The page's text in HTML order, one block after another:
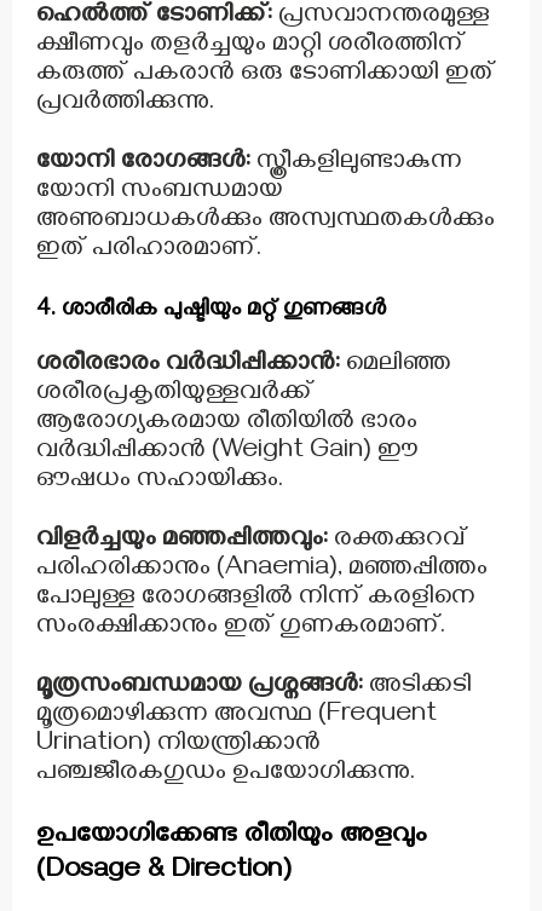
ഹെൽത്ത് ടോണിക്ക്: പ്രസവാനന്തരമുള്ള
ക്ഷീണവും തളർച്ചയും മാറ്റി ശരീരത്തിന്
കരുത്ത് പകരാൻ ഒരു ടോണിക്കായി ഇത്
പ്രവർത്തിക്കുന്നു.
യോനി രോഗങ്ങൾ: സ്ത്രീകളിലുണ്ടാകുന്ന
യോനി സംബന്ധമായ
അണുബാധകൾക്കും അസ്വസ്ഥതകൾക്കും
ഇത് പരിഹാരമാണ്.
4. ശാരീരിക പുഷ്ടിയും മറ്റ് ഗുണങ്ങൾ
ശരീരഭാരം വർദ്ധിപ്പിക്കാൻ: മെലിഞ്ഞ
ശരീരപ്രകൃതിയുള്ളവർക്ക്
ആരോഗ്യകരമായ രീതിയിൽ ഭാരം
വർദ്ധിപ്പിക്കാൻ (Weight Gain) ഈ
ഔഷധം സഹായിക്കും.
വിളർച്ചയും മഞ്ഞപ്പിത്തവും: രക്തക്കുറവ്
പരിഹരിക്കാനും (Anaemia), മഞ്ഞപ്പിത്തം
പോലുള്ള രോഗങ്ങളിൽ നിന്ന് കരളിനെ
സംരക്ഷിക്കാനും ഇത് ഗുണകരമാണ്.
മൂത്രസംബന്ധമായ പ്രശ്നങ്ങൾ: അടിക്കടി
മൂത്രമൊഴിക്കുന്ന അവസ്ഥ (Frequent
Urination) നിയന്ത്രിക്കാൻ
പഞ്ചജീരകഗുഡം ഉപയോഗിക്കുന്നു.
ഉപയോഗിക്കേണ്ട രീതിയും അളവും
(Dosage & Direction)